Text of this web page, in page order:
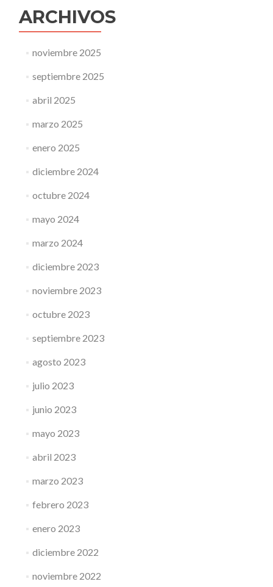
ARCHIVOS
noviembre 2025
septiembre 2025
abril 2025
marzo 2025
enero 2025
diciembre 2024
octubre 2024
mayo 2024
marzo 2024
diciembre 2023
noviembre 2023
octubre 2023
septiembre 2023
agosto 2023
julio 2023
junio 2023
mayo 2023
abril 2023
marzo 2023
febrero 2023
enero 2023
diciembre 2022
noviembre 2022